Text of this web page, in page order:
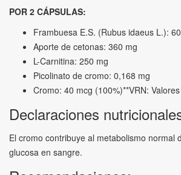
POR 2 CÁPSULAS:
Frambuesa E.S. (Rubus idaeus L.):
Aporte de cetonas: 360 mg
L-Carnitina: 250 mg
Picolinato de cromo: 0,168 mg
Cromo: 40 mcg (100%)**VRN:
Declaraciones
El cromo contribuye al metabolismo
glucosa en sangre.